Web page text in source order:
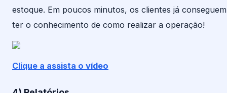
estoque. Em poucos minutos, os clientes já conseguem
ter o conhecimento de como realizar a operação!
Clique a assista o vídeo